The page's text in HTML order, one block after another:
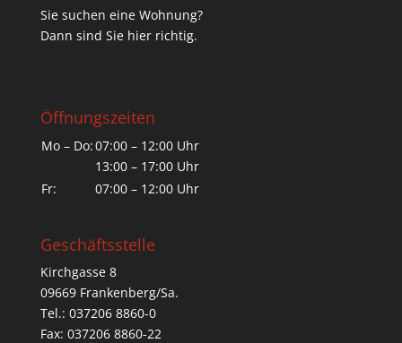
Sie suchen eine Wohnung?
Dann sind Sie hier richtig.
Öffnungszeiten
Mo – Do:07:00 – 12:00 Uhr
13:00 – 17:00 Uhr
Fr:
07:00 – 12:00 Uhr
Geschäftsstelle
Kirchgasse 8
09669 Frankenberg/Sa.
Tel.: 037206 8860-0
Fax: 037206 8860-22